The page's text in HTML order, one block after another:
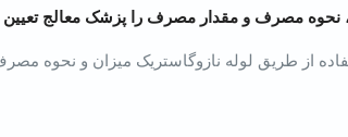
مصرف و مقدار مصرف را پزشک معالج تعیین
از طریق لوله نازوگاستریک میزان و نحوه